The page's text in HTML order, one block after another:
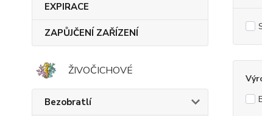
EXPIRACE
ZAPŮJČENÍ ZAŘÍZENÍ
ŽIVOČICHOVÉ
Bezobratlí